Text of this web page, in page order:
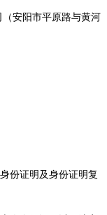
安阳市平原路与黄河
份证明及身份证明复